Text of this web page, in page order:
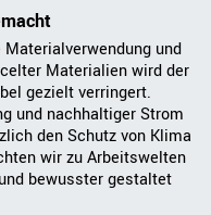
und
Materialien wird der
gezielt verringert.
und nachhaltiger Strom
den Schutz von Klima
wir zu Arbeitswelten
bewusster gestaltet